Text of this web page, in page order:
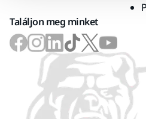
Találjon meg minket